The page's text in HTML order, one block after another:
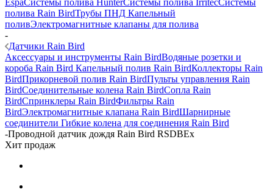
полива Rain BirdТрубы ПНД Капельный
поливЭлектромагнитные клапаны для полива
-
Датчики Rain Bird
Аксессуары и инструменты Rain BirdВодяные розетки и
короба Rain Bird Капельный полив Rain BirdКоллекторы Rain
BirdПрикорневой полив Rain BirdПульты управления Rain
BirdСоединительные колена Rain BirdСопла Rain
BirdСпринклеры Rain BirdФильтры Rain
BirdЭлектромагнитные клапана Rain BirdШарнирные
соединители Гибкие колена для соединения Rain Bird
-Проводной датчик дождя Rain Bird RSDBEx
Хит продаж